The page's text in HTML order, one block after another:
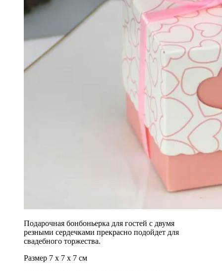
Подарочная бонбоньерка для гостей с двумя
резными сердечками прекрасно подойдет для
свадебного торжества.
Размер 7 х 7 х 7 см